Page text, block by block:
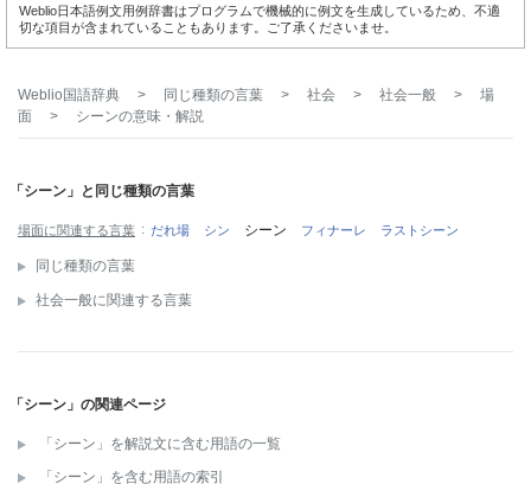
Weblio日本語例文用例辞書はプログラムで機械的に例文を生成しているため、不適
切な項目が含まれていることもあります。ご了承くださいませ。
Weblio国語辞典 > 同じ種類の言葉 > 社会 > 社会一般 >
場
面
> シーンの意味・解説
「シーン」と同じ種類の言葉
場面に関連する言葉 だれ場 シン シーン フィナーレ ラストシーン
同じ種類の言葉
社会一般に関連する言葉
「シーン」の関連ページ
「シーン」を解説文に含む用語の一覧
「シーン」を含む用語の索引